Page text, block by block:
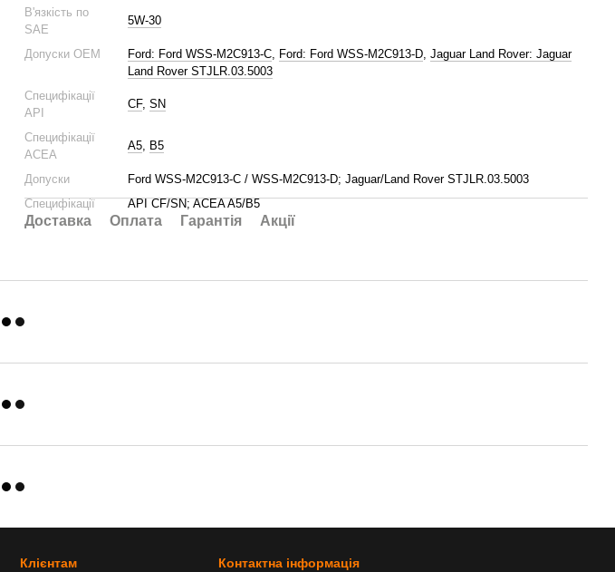
В'язкість по
SAE
5W-30
Допуски ОЕМ Ford: Ford WSS-M2C913-C, Ford: Ford WSS-M2C913-D, Jaguar Land Rover: Jaguar
Land Rover STJLR.03.5003
Специфікації
API
CF, SN
Специфікації
ACEA
A5, B5
Допуски
Ford WSS-M2C913-C / WSS-M2C913-D; Jaguar/Land Rover STJLR.03.5003
Специфікації
API CF/SN; ACEA A5/B5
Доставка Оплата Гарантія Акції
Клієнтам Контактна інформація